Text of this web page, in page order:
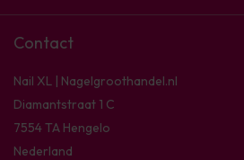
Contact
Nail XL | Nagelgroothandel.nl
Diamantstraat 1 C
7554 TA Hengelo
Nederland